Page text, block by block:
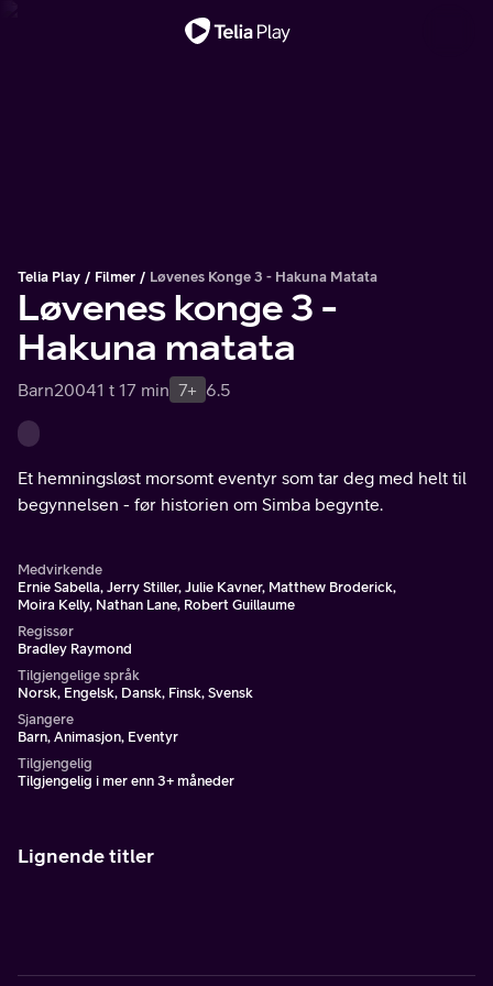
Telia Play Filmer Løvenes Konge 3 - Hakuna Matata
Løvenes konge 3 -
Hakuna matata
Barn20041 t 17 min 7+ 6.5
Et hemningsløst morsomt eventyr som tar deg med helt til
begynnelsen - før historien om Simba begynte.
Medvirkende
Ernie Sabella, Jerry Stiller, Julie Kavner, Matthew Broderick,
Moira Kelly, Nathan Lane, Robert Guillaume
Regissør
Bradley Raymond
Tilgjengelige språk
Norsk, Engelsk, Dansk, Finsk, Svensk
Sjangere
Barn, Animasjon, Eventyr
Tilgjengelig
Tilgjengelig i mer enn 3+ måneder
Lignende titler